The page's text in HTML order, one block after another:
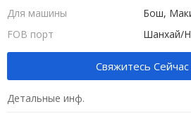
Для машины
Бош,
FOB порт
Шанхай/
Свяжитесь Сейчас
Детальные инф.